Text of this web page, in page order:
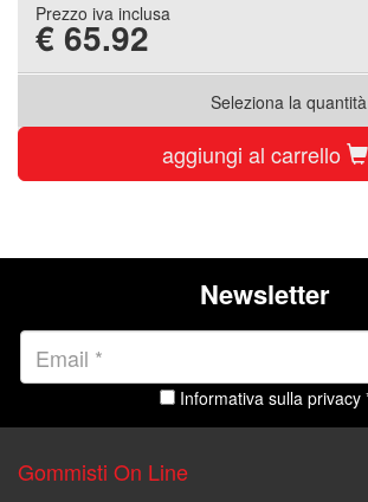
Prezzo iva inclusa
€ 65.92
Seleziona la quantità
aggiungi al carrello
Newsletter
Informativa sulla privacy
Gommisti On Line